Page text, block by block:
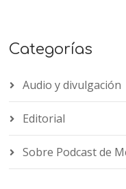
Categorías
Audio y divulgación
Editorial
Sobre Podcast de